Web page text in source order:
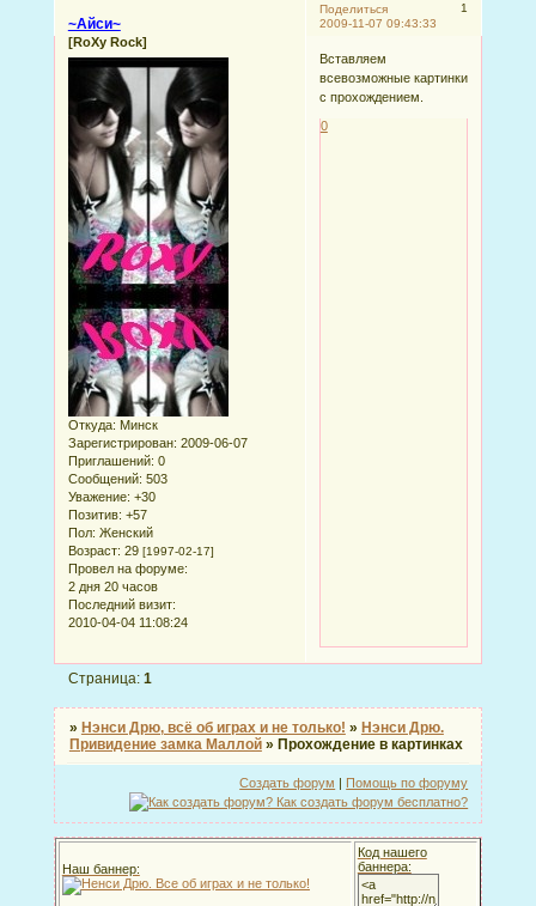
Поделиться
1
2009-11-07 09:43:33
~Айси~
[RoXy Rock]
Откуда: Минск
Зарегистрирован: 2009-06-07
Приглашений: 0
Сообщений: 503
Уважение: +30
Позитив: +57
Пол: Женский
Возраст: 29 [1997-02-17]
Провел на форуме:
2 дня 20 часов
Последний визит:
2010-04-04 11:08:24
Вставляем
всевозможные картинки
с прохождением.
0
Страница: 1
» Нэнси Дрю, всё об играх и не только! » Нэнси Дрю.
Привидение замка Маллой » Прохождение в картинках
Создать форум | Помощь по форуму
Наш баннер:
Код нашего
баннера: